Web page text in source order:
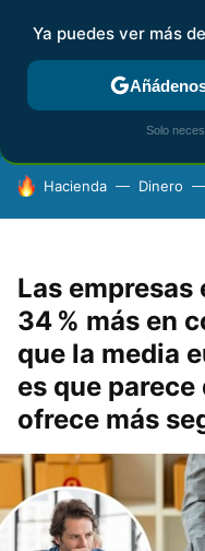
FISCALIDAD Y
HOY SE HABLA DE
Hacienda Dinero
Las empresas
34 % más en
que la media
es que
ofrece más
Ya puedes ver más
Solo